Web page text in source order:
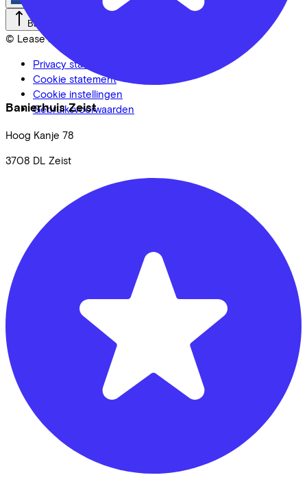
Banierhuis Zeist
Hoog Kanje 78
3708 DL Zeist
Back to top
© Lease a Bike. All Rights Reserved.
Privacy statement
Cookie statement
Cookie instellingen
Gebruiksvoorwaarden